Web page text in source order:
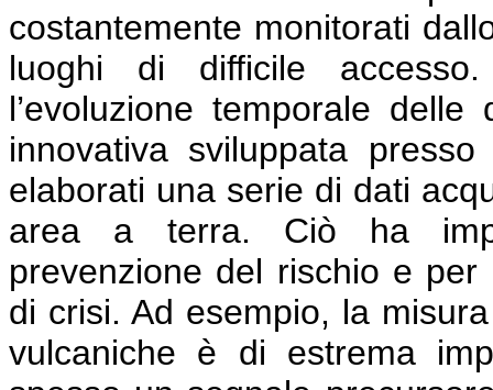
costantemente monitorati
luoghi di difficile
l’evoluzione temporale
innovativa sviluppata
elaborati una serie di dati
area a terra. Ciò ha
prevenzione del rischio e
di crisi. Ad esempio, la
vulcaniche è di estrema